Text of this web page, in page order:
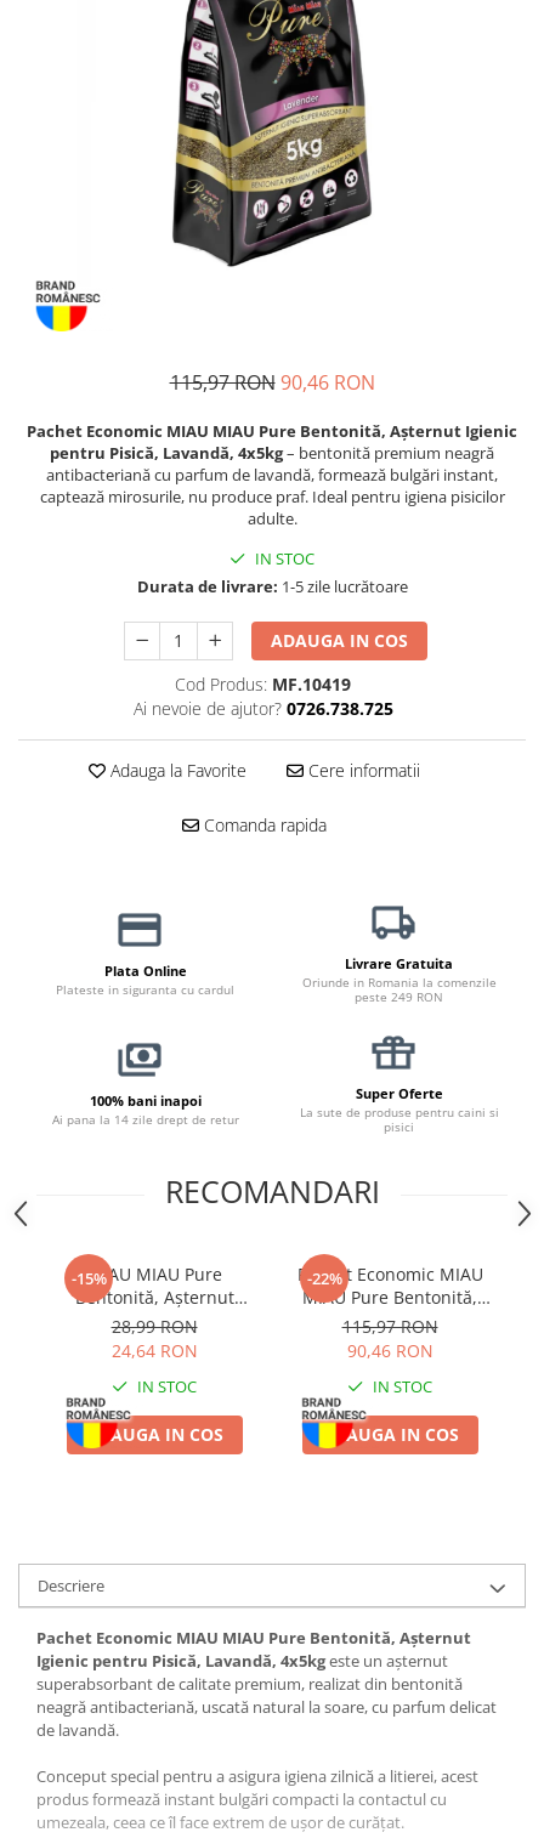
Covorașe Igienice Câini
Vitamine Câini
Perii & Piepteni
Culcușuri & Saltele Câini
Castroane și Adapatori
Cuști și Genți
Zgărzi, Lese & Hamuri
Așternut Igienic Pisici
Antiparazitare Pisici
Perii & Piepteni Pisici
Accesorii Pisici
Castroane & Adapatori Pisici
Cuști & Genți Pisici
Litiere Pisici
115,97 RON 90,46 RON
Pachet Economic MIAU MIAU Pure Bentonită, Așternut Igienic
pentru Pisică, Lavandă, 4x5kg– bentonită premium neagră
antibacteriană cu parfum de lavandă, formează bulgări instant,
captează mirosurile, nu produce praf. Ideal pentru igiena pisicilor
adulte.
IN STOC
Durata de livrare: 1-5 zile lucrătoare
ADAUGA IN COS
Cod Produs: MF.10419
Ai nevoie de ajutor? 0726.738.725
Adauga la Favorite Cere informatii
Comanda rapida
Plata Online
Plateste in siguranta cu cardul
Livrare Gratuita
Oriunde in Romania la comenzile
peste 249 RON
100% bani inapoi
Ai pana la 14 zile drept de retur
Super Oferte
La sute de produse pentru caini si
pisici
RECOMANDARI
-15%MIAU MIAU Pure
Bentonită, Așternut
Igienic pentru Pisică,
Lavandă, 5kg
28,99 RON
24,64 RON
IN STOC
ADAUGA IN COS
-22%
Pachet Economic MIAU
MIAU Pure Bentonită,
Așternut Igienic pentru
Pisică, Baby Powder,
4x5kg
115,97 RON
90,46 RON
IN STOC
ADAUGA IN COS
Descriere
Pachet Economic MIAU MIAU Pure Bentonită, Așternut
Igienic pentru Pisică, Lavandă, 4x5kgeste un așternut
superabsorbant de calitate premium, realizat din bentonită
neagră antibacteriană, uscată natural la soare, cu parfum delicat
de lavandă.
Conceput special pentru a asigura igiena zilnică a litierei, acest
produs formează instant bulgări compacti la contactul cu
umezeala, ceea ce îl face extrem de ușor de curățat.